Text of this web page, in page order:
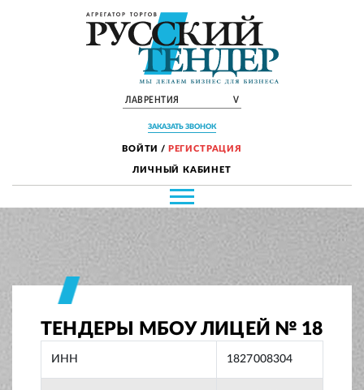
ЛАВРЕНТИЯ V
ЗАКАЗАТЬ ЗВОНОК
ВОЙТИ / РЕГИСТРАЦИЯ
ЛИЧНЫЙ КАБИНЕТ
ТЕНДЕРЫ МБОУ ЛИЦЕЙ № 18
ИНН 1827008304